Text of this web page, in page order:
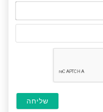
שם*